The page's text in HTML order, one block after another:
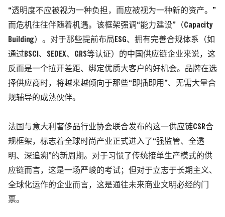
“透明度不应被视为一种负担，而应被视为一种新的资产。”
而危机往往伴随着机遇。该框架强调“能力建设” （Capacity
Building） 。 对于那些提前布局ESG、拥有完善合规体系 （如
通过BSCI、SEDEX、GRS等认证）
的中国供应链企业来说，这
反而是一个拉开差距、绑定优质大客户的好机会。 品牌在选
择供应商时，将越来越倾向于那些“即插即用”、无需大量合
规辅导的成熟伙伴。
法国与意大利奢侈品行业协会联合发布的这一供应链CSR合
规框架，标志着全球时尚产业正式进入了“强监管、全透
明、深追溯”的新周期。对于习惯了传统接单生产模式的供
应链而言，这是一场严峻的考试；但对于立志于长期主义、
全球化运作的企业而言，这是通往未来商业文明必经的门
票。